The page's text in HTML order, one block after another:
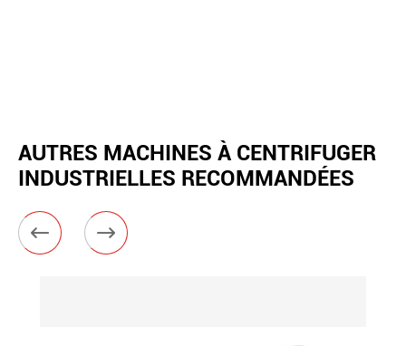
AUTRES MACHINES À CENTRIFUGER
INDUSTRIELLES RECOMMANDÉES
 